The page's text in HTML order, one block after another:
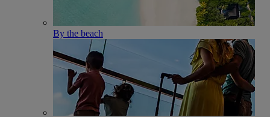
By the beach